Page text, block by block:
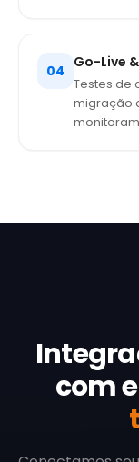
04 Go-Live
Testes de
migração
com